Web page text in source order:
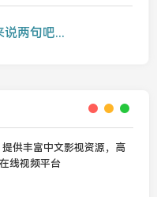
两句吧...
供丰富中文影视资源，高
线视频平台